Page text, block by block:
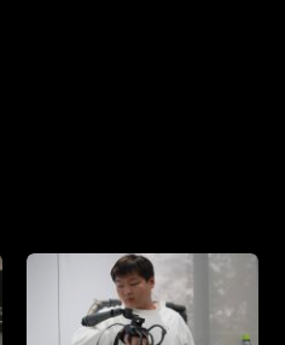
kosmosu i naszego globu,